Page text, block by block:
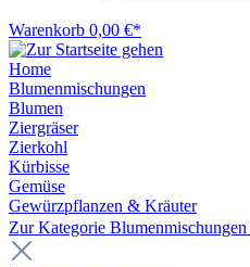
Warenkorb 0,00 €*
Home
Blumenmischungen
Blumen
Ziergräser
Zierkohl
Kürbisse
Gemüse
Gewürzpflanzen & Kräuter
Zur Kategorie Blumenmischungen